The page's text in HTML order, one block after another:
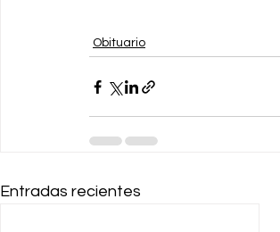
Obituario
Entradas recientes